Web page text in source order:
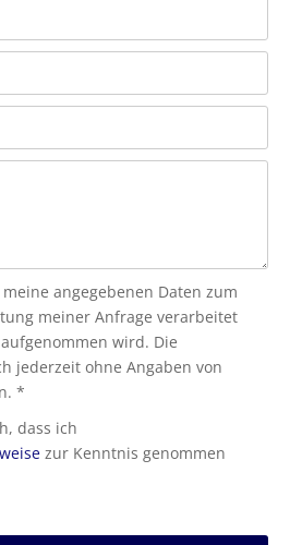
angegebenen Daten zum
meiner Anfrage verarbeitet
wird. Die
jederzeit ohne Angaben von
*
dass ich
zur Kenntnis genommen